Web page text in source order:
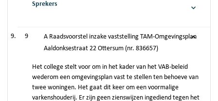
Sprekers
9
A Raadsvoorstel inzake vaststelling TAM-Omgevingsplan
Aaldonksestraat 22 Ottersum (nr. 836657)
Het college stelt voor om in het kader van het VAB-beleid
wederom een omgevingsplan vast te stellen ten behoeve van
twee woningen. Het gaat dit keer om een voormalige
varkenshouderij. Er zijn geen zienswijzen ingediend tegen het